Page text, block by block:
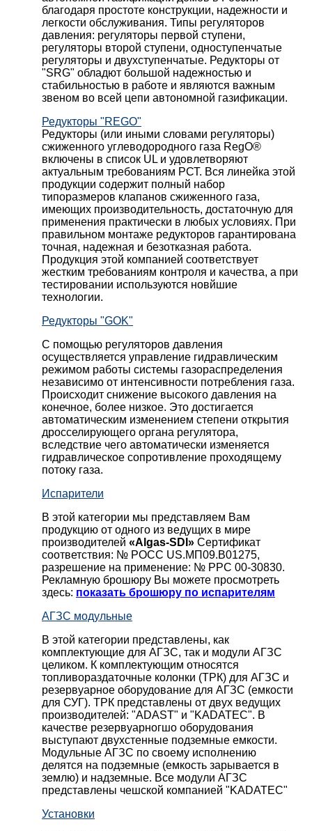
благодаря простоте конструкции, надежности и
легкости обслуживания. Типы регуляторов
давления: регуляторы первой ступени,
регуляторы второй ступени, одноступенчатые
регуляторы и двухступенчатые. Редукторы от
"SRG" обладют большой надежностью и
стабильностью в работе и являются важным
звеном во всей цепи автономной газификации.
Редукторы "REGO"
Редукторы (или иными словами регуляторы)
сжиженного углеводородного газа RegO®
включены в список UL и удовлетворяют
актуальным требованиям РСТ. Вся линейка этой
продукции содержит полный набор
типоразмеров клапанов сжиженного газа,
имеющих производительность, достаточную для
применения практически в любых условиях. При
правильном монтаже редукторов гарантирована
точная, надежная и безотказная работа.
Продукция этой компанией соответствует
жестким требованиям контроля и качества, а при
тестировании используются новйшие
технологии.
Редукторы "GOK"
С помощью регуляторов давления
осуществляется управление гидравлическим
режимом работы системы газораспределения
независимо от интенсивности потребления газа.
Происходит снижение высокого давления на
конечное, более низкое. Это достигается
автоматическим изменением степени открытия
дросселирующего органа регулятора,
вследствие чего автоматически изменяется
гидравлическое сопротивление проходящему
потоку газа.
Испарители
В этой категории мы представляем Вам
продукцию от одного из ведущих в мире
производителей «Algas-SDI» Сертификат
соответствия: № РОСС US.МП09.В01275,
разрешение на применение: № РРС 00-30830.
Рекламную брошюру Вы можете просмотреть
здесь: показать брошюру по испарителям
АГЗС модульные
В этой категории представлены, как
комплектующие для АГЗС, так и модули АГЗС
целиком. К комплектующим относятся
топливораздаточные колонки (ТРК) для АГЗС и
резервуарное оборудование для АГЗС (емкости
для СУГ). ТРК представлены от двух ведущих
производителей: "ADAST" и "KADATEC". В
качестве резервуарногшо оборудования
выступают двухстенные подземные емкости.
Модульные АГЗС по своему исполнению
делятся на подземные (емкость зарывается в
землю) и надземные. Все модули АГЗС
представлены чешской компанией "KADATEC"
Установки